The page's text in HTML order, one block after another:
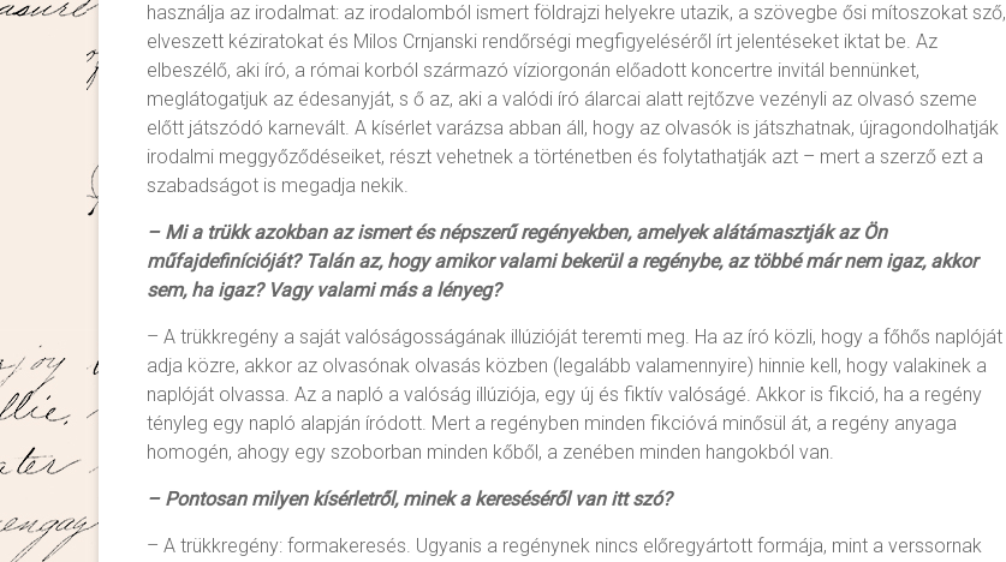
használja az irodalmat: az irodalomból ismert földrajzi helyekre utazik, a szövegbe ősi mítoszokat sző,
elveszett kéziratokat és Milos Crnjanski rendőrségi megfigyeléséről írt jelentéseket iktat be. Az
elbeszélő, aki író, a római korból származó víziorgonán előadott koncertre invitál bennünket,
meglátogatjuk az édesanyját, s ő az, aki a valódi író álarcai alatt rejtőzve vezényli az olvasó szeme
előtt játszódó karnevált. A kísérlet varázsa abban áll, hogy az olvasók is játszhatnak, újragondolhatják
irodalmi meggyőződéseiket, részt vehetnek a történetben és folytathatják azt – mert a szerző ezt a
szabadságot is megadja nekik.
– Mi a trükk azokban az ismert és népszerű regényekben, amelyek alátámasztják az Ön
műfajdefinícióját? Talán az, hogy amikor valami bekerül a regénybe, az többé már nem igaz, akkor
sem, ha igaz? Vagy valami más a lényeg?
– A trükkregény a saját valóságosságának illúzióját teremti meg. Ha az író közli, hogy a főhős naplóját
adja közre, akkor az olvasónak olvasás közben (legalább valamennyire) hinnie kell, hogy valakinek a
naplóját olvassa. Az a napló a valóság illúziója, egy új és fiktív valóságé. Akkor is fikció, ha a regény
tényleg egy napló alapján íródott. Mert a regényben minden fikcióvá minősül át, a regény anyaga
homogén, ahogy egy szoborban minden kőből, a zenében minden hangokból van.
– Pontosan milyen kísérletről, minek a kereséséről van itt szó?
– A trükkregény: formakeresés. Ugyanis a regénynek nincs előregyártott formája, mint a verssornak